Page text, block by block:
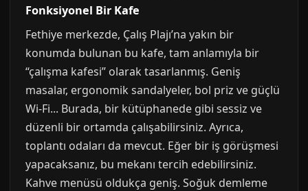
Fonksiyonel Bir Kafe
Fethiye merkezde, Çalış Plajı’na yakın bir
konumda bulunan bu kafe, tam anlamıyla bir
“çalışma kafesi” olarak tasarlanmış. Geniş
masalar, ergonomik sandalyeler, bol priz ve güçlü
Wi-Fi... Burada, bir kütüphanede gibi sessiz ve
düzenli bir ortamda çalışabilirsiniz. Ayrıca,
toplantı odaları da mevcut. Eğer bir iş görüşmesi
yapacaksanız, bu mekanı tercih edebilirsiniz.
Kahve menüsü oldukça geniş. Soğuk demleme